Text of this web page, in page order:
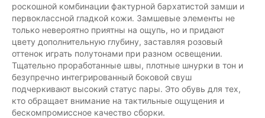
роскошной комбинации фактурной бархатистой замши и
первоклассной гладкой кожи. Замшевые элементы не
только невероятно приятны на ощупь, но и придают
цвету дополнительную глубину, заставляя розовый
оттенок играть полутонами при разном освещении.
Тщательно проработанные швы, плотные шнурки в тон и
безупречно интегрированный боковой свуш
подчеркивают высокий статус пары. Это обувь для тех,
кто обращает внимание на тактильные ощущения и
бескомпромиссное качество сборки.